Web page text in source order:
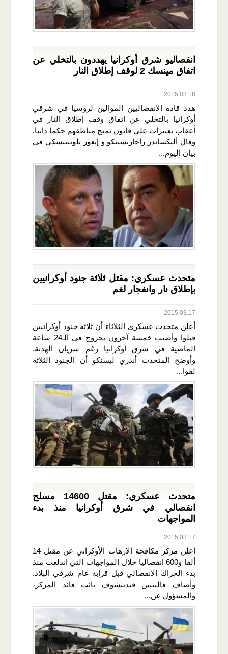
انفصاليو شرق أوكرانيا يهددون بالتخلي عن
اتفاق مينسك 2 لوقف إطلاق النار
2015.03.18
هدد قادة الانفصاليين الموالين لروسيا في شرقي
أوكرانيا بالتخلي عن اتفاق وقف إطلاق النار في
أعقاب تغييرات على قانون يمنح مناطقهم حكما ذاتيا.
وقال أليكساندر زاخارتشينكو و إيغور بلوتنيتسكي في
بيان اليوم...
متحدث عسكري: مقتل ثلاثة جنود أوكرانيين
بإطلاق نار وانفجار لغم
2015.03.17
أعلن متحدث عسكري الثلاثاء أن ثلاثة جنود أوكرانيين
قتلوا وأصيب خمسة آخرون بجروح في الـ24 ساعة
الماضية في شرق أوكرانيا رغم سريان الهدنة.
وأوضح المتحدث أندري ليسنكو أن الجنود الثلاثة
لقوا...
متحدث عسكري: مقتل 14600 مسلح
انفصالي في شرق أوكرانيا منذ بدء
المواجهات
2015.03.17
أعلن مركز مكافحة الإرهاب الأوكراني عن مقتل 14
ألفا و600 انفصاليا خلال المواجهات التي اندلعت منذ
بدء الحراك الانفصالي قبل قرابة عام شرقي البلاد.
وأضاف فالينتين فيديتشوف نائب قائد المركز،
والمسؤول عن...